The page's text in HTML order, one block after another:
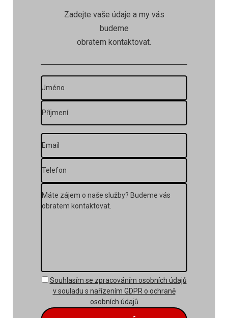
Zadejte vaše údaje a my vás
budeme
obratem kontaktovat.
é
o
í
e
í
a
ll
p
G
D
P
Souhlasím se zpracováním osobních údajů
v souladu s nařízením GDPR o ochraně
osobních údajů